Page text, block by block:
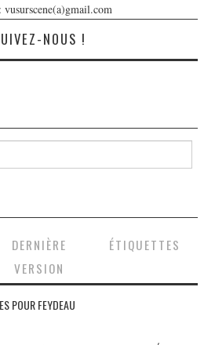
NOUS !
DERNIÈRE
VERSION
ÉTIQUETTES
POUR FEYDEAU